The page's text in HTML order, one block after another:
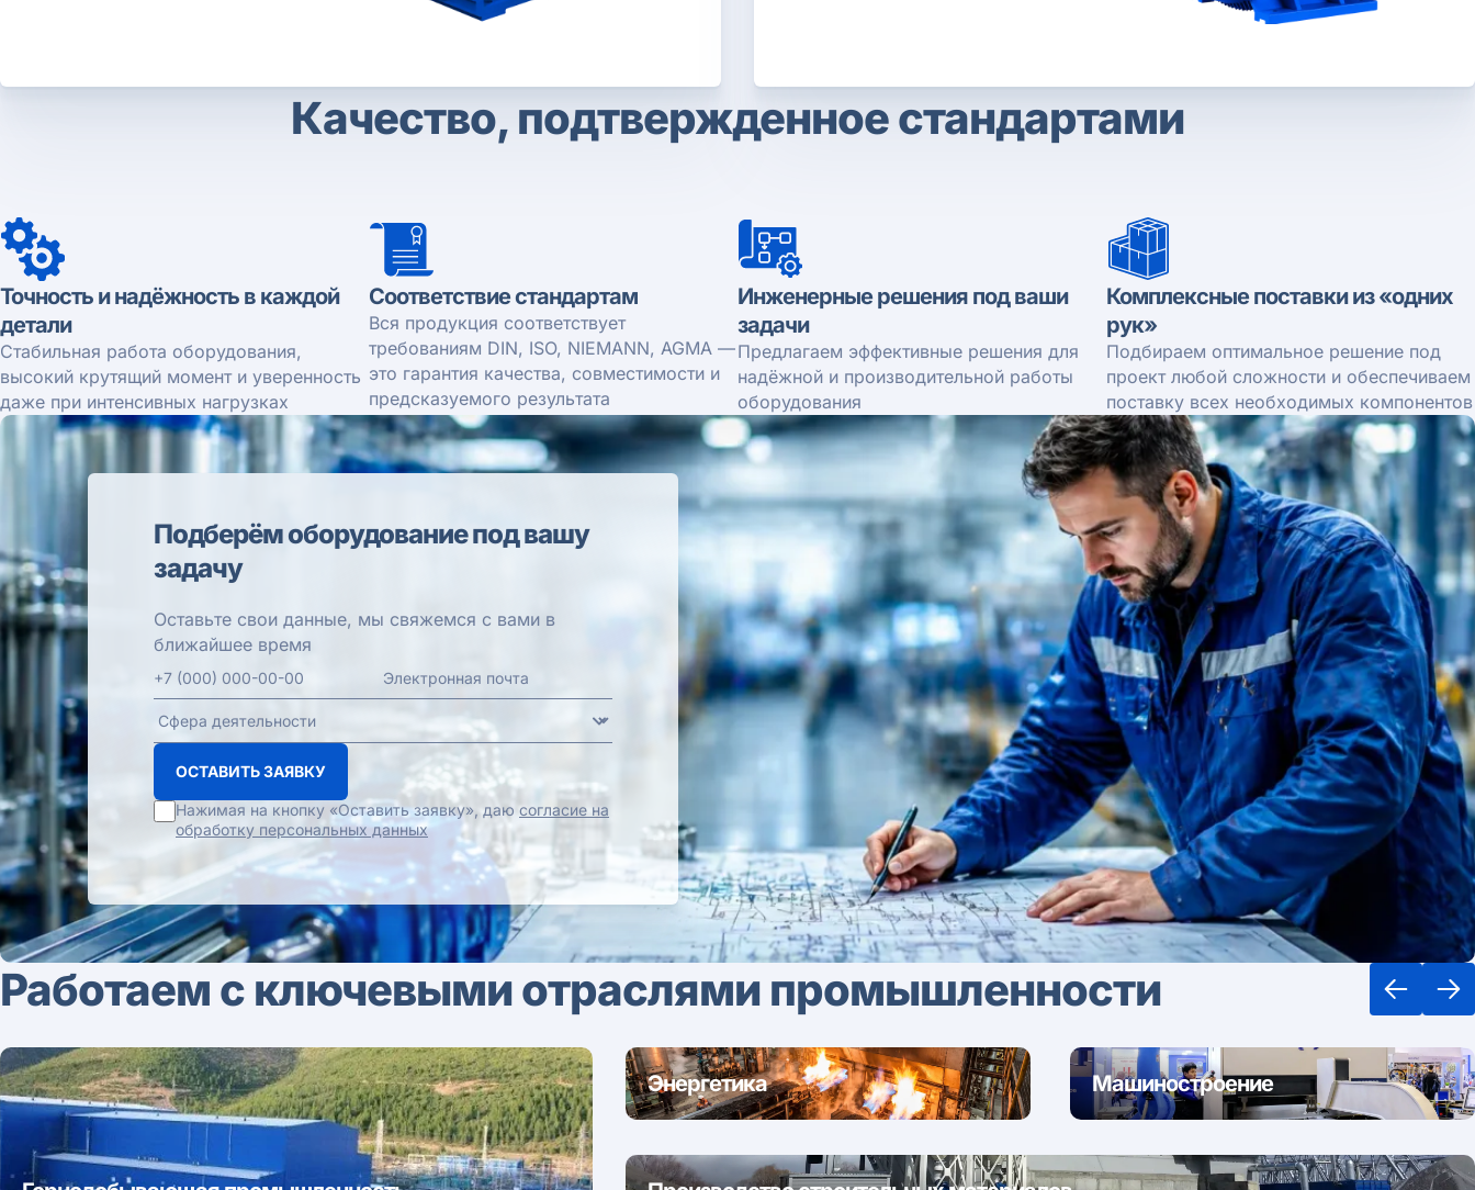
Качество, подтвержденное стандартами
Точность и надёжность в каждой
детали
Стабильная работа оборудования,
высокий крутящий момент и уверенность
даже при интенсивных нагрузках
Соответствие стандартам
Вся продукция соответствует
требованиям DIN, ISO, NIEMANN, AGMA —
это гарантия качества, совместимости и
предсказуемого результата
Инженерные решения под ваши
задачи
Предлагаем эффективные решения для
надёжной и производительной работы
оборудования
Комплексные поставки из «одних
рук»
Подбираем оптимальное решение под
проект любой сложности и обеспечиваем
поставку всех необходимых компонентов
Подберём оборудование под вашу
задачу
Оставьте свои данные, мы свяжемся с вами в
ближайшее время
ОСТАВИТЬ ЗАЯВКУ
Нажимая на кнопку «Оставить заявку», даю согласие на
обработку персональных данных
Работаем с ключевыми отраслями промышленности
Энергетика Машиностроение